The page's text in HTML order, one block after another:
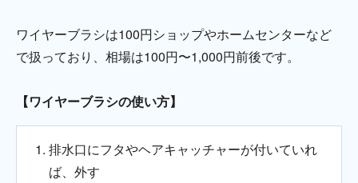
ワイヤーブラシは100円ショップやホームセンターなど
で扱っており、相場は100円〜1,000円前後です。
【ワイヤーブラシの使い方】
排水口にフタやヘアキャッチャーが付いていれ
ば、外す